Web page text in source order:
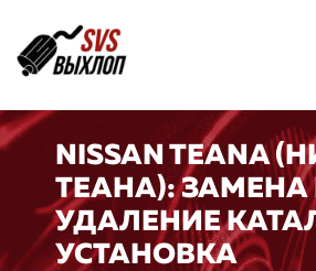
NISSAN TEANA
ТЕАНА): ЗАМЕНА
УДАЛЕНИЕ
УСТАНОВКА